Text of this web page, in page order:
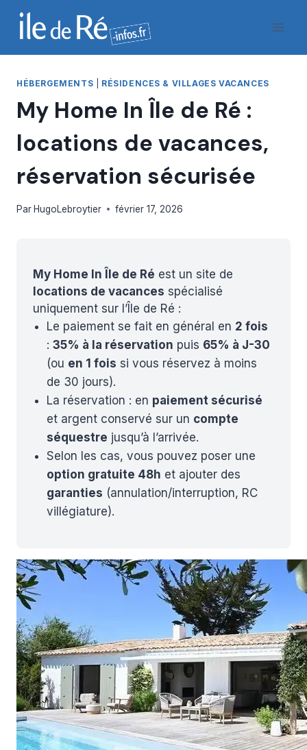
Aller
HÉBERGEMENTS RÉSIDENCES & VILLAGES VACANCES
My Home In Île de Ré :
locations de vacances,
réservation sécurisée
ParHugoLebroytier février 17, 2026
My Home In Île de Ré est un site de
locations de vacances spécialisé
uniquement sur l’Île de Ré :
Le paiement se fait en général en 2 fois
:35% à la réservation puis 65% à J-30
(ou en 1 fois si vous réservez à moins
de 30 jours).
La réservation : en paiement sécurisé
et argent conservé sur un compte
séquestre jusqu’à l’arrivée.
Selon les cas, vous pouvez poser une
option gratuite 48h et ajouter des
garanties (annulation/interruption, RC
villégiature).